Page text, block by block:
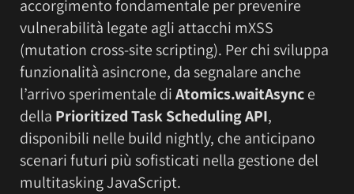
accorgimento fondamentale per prevenire
vulnerabilità legate agli attacchi mXSS
(mutation cross-site scripting). Per chi sviluppa
funzionalità asincrone, da segnalare anche
l’arrivo sperimentale diAtomics.waitAsynce
della Prioritized Task Scheduling API,
disponibili nelle build nightly, che anticipano
scenari futuri più sofisticati nella gestione del
multitasking JavaScript.